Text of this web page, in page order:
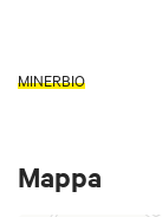
MINERBIO
Mappa